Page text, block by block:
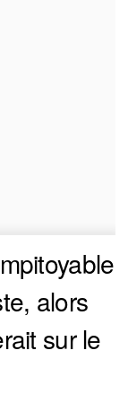
alors
sur le